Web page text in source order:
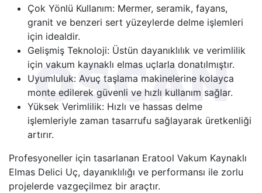
Çok Yönlü Kullanım: Mermer, seramik, fayans,
granit ve benzeri sert yüzeylerde delme işlemleri
için idealdir.
Gelişmiş Teknoloji: Üstün dayanıklılık ve verimlilik
için vakum kaynaklı elmas uçlarla donatılmıştır.
Uyumluluk: Avuç taşlama makinelerine kolayca
monte edilerek güvenli ve hızlı kullanım sağlar.
Yüksek Verimlilik: Hızlı ve hassas delme
işlemleriyle zaman tasarrufu sağlayarak üretkenliği
artırır.
Profesyoneller için tasarlanan Eratool Vakum Kaynaklı
Elmas Delici Uç, dayanıklılığı ve performansı ile zorlu
projelerde vazgeçilmez bir araçtır.